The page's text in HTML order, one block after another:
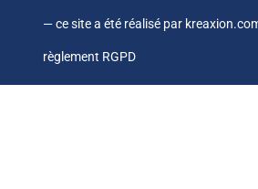
— ce site a été réalisé par
règlement RGPD